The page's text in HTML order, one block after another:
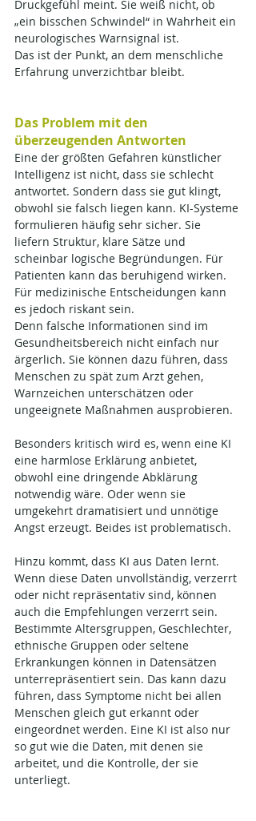
Druckgefühl meint. Sie weiß nicht, ob
„ein bisschen Schwindel“ in Wahrheit ein
neurologisches Warnsignal ist.
Das ist der Punkt, an dem menschliche
Erfahrung unverzichtbar bleibt.
Das Problem mit den
überzeugenden Antworten
Eine der größten Gefahren künstlicher
Intelligenz ist nicht, dass sie schlecht
antwortet. Sondern dass sie gut klingt,
obwohl sie falsch liegen kann. KI-Systeme
formulieren häufig sehr sicher. Sie
liefern Struktur, klare Sätze und
scheinbar logische Begründungen. Für
Patienten kann das beruhigend wirken.
Für medizinische Entscheidungen kann
es jedoch riskant sein.
Denn falsche Informationen sind im
Gesundheitsbereich nicht einfach nur
ärgerlich. Sie können dazu führen, dass
Menschen zu spät zum Arzt gehen,
Warnzeichen unterschätzen oder
ungeeignete Maßnahmen ausprobieren.
Besonders kritisch wird es, wenn eine KI
eine harmlose Erklärung anbietet,
obwohl eine dringende Abklärung
notwendig wäre. Oder wenn sie
umgekehrt dramatisiert und unnötige
Angst erzeugt. Beides ist problematisch.
Hinzu kommt, dass KI aus Daten lernt.
Wenn diese Daten unvollständig, verzerrt
oder nicht repräsentativ sind, können
auch die Empfehlungen verzerrt sein.
Bestimmte Altersgruppen, Geschlechter,
ethnische Gruppen oder seltene
Erkrankungen können in Datensätzen
unterrepräsentiert sein. Das kann dazu
führen, dass Symptome nicht bei allen
Menschen gleich gut erkannt oder
eingeordnet werden. Eine KI ist also nur
so gut wie die Daten, mit denen sie
arbeitet, und die Kontrolle, der sie
unterliegt.